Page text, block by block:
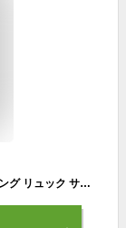
【お買い物マラソン期間限定ポイント2倍】 ランニング リュック サイクリングリュック バックパック アイスベスト 10L 軽量 撥水トレイル ランニング ウォーキング メンズ レディース 登山 登山用リュック ザック